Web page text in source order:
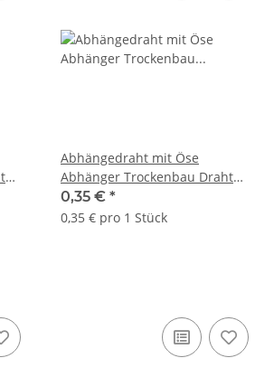
Abhängedraht mit Öse
Abhänger Trockenbau Draht
Ösendraht 500mm
0,35 € *
0,35 € pro 1 Stück